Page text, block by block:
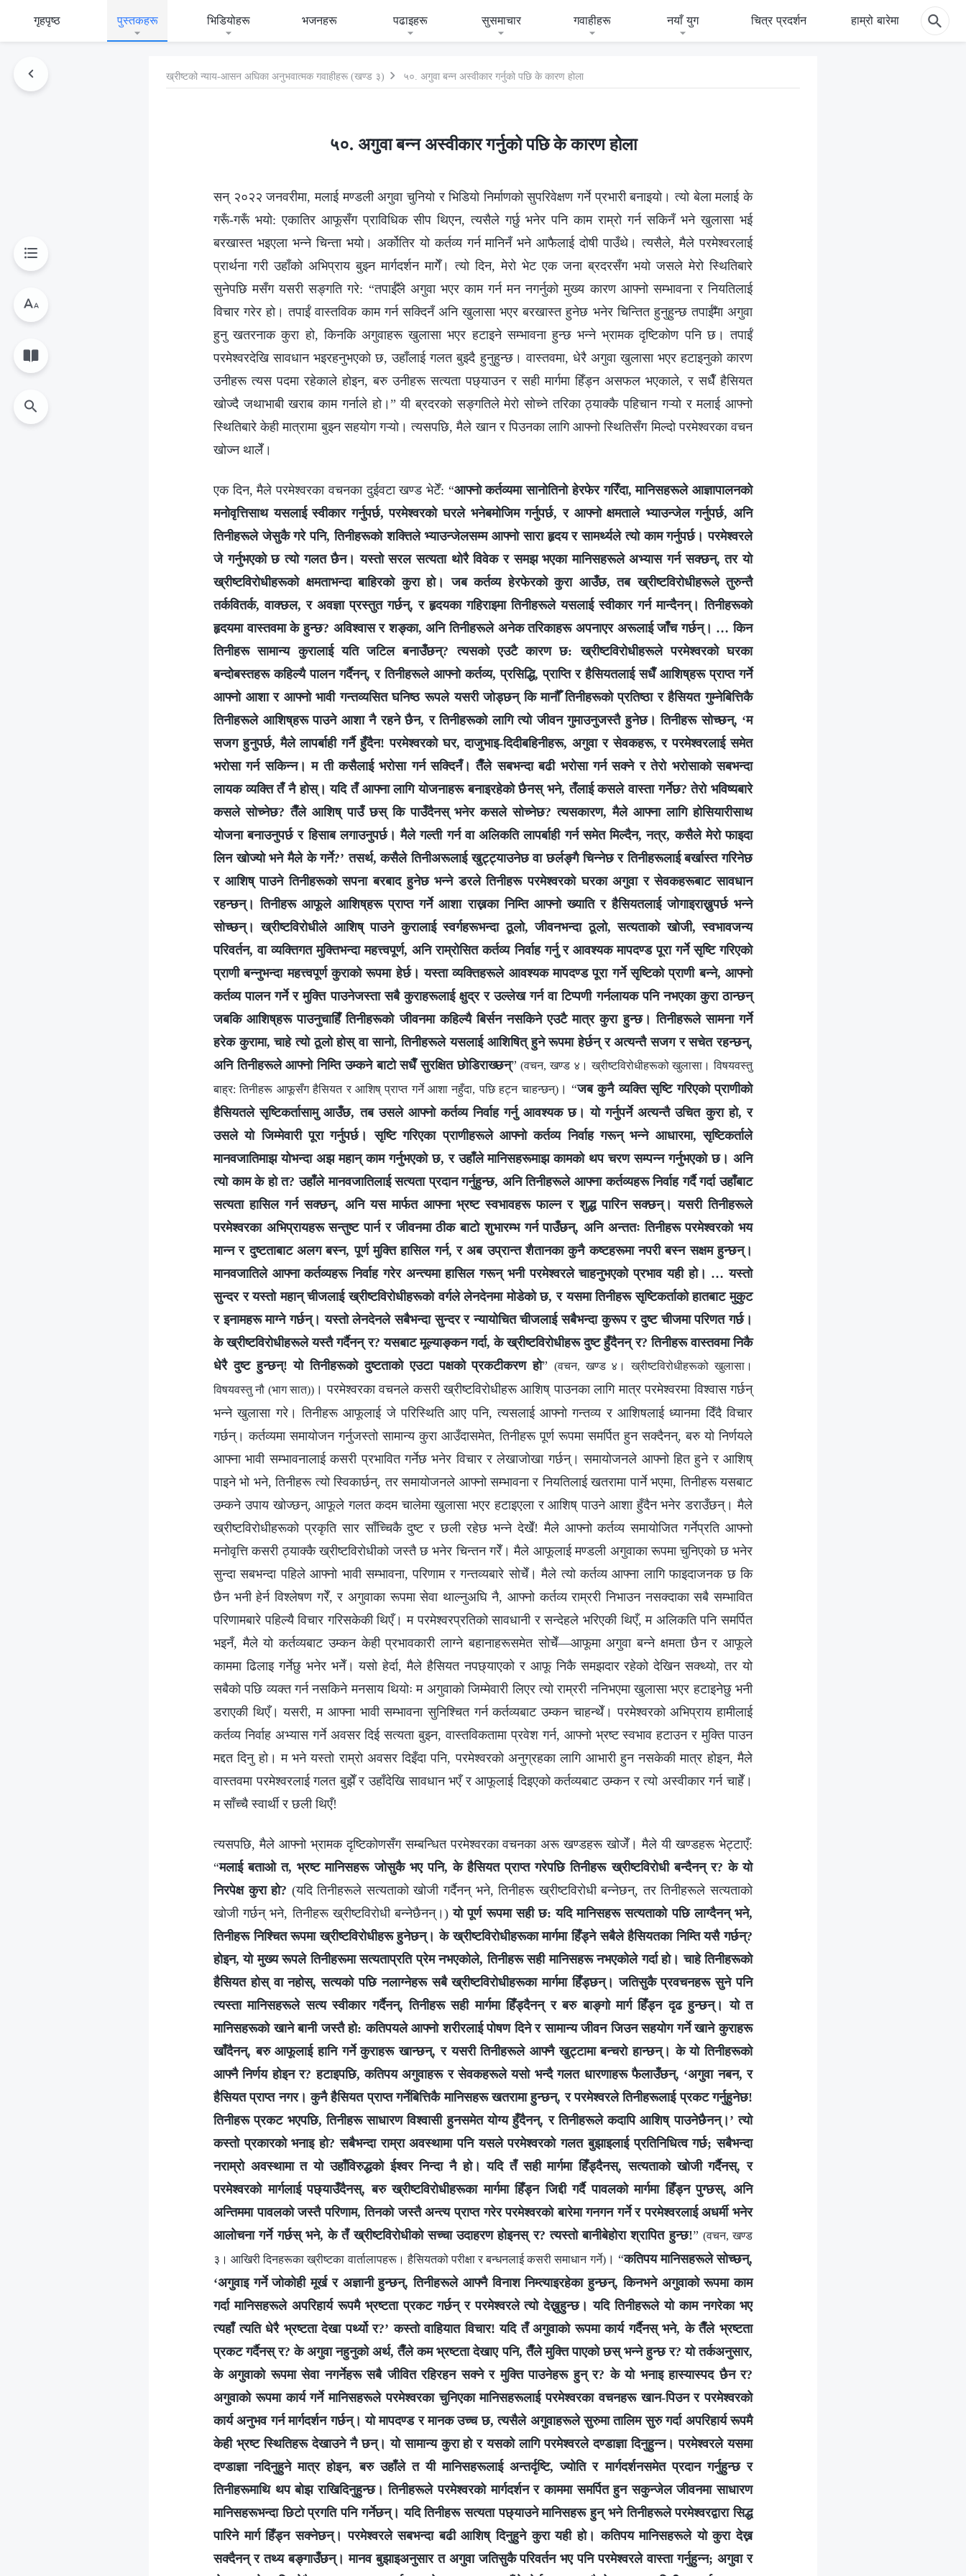
गृहपृष्ठ पुस्तकहरू भिडियोहरू भजनहरू पढाइहरू सुसमाचार गवाहीहरू नयाँ युग चित्र प्रदर्शन हाम्रो बारेमा
ख्रीष्‍टको न्याय-आसन अघिका अनुभवात्मक गवाहीहरू (खण्ड ३) ५०. अगुवा बन्न अस्वीकार गर्नुको पछि के कारण होला
५०. अगुवा बन्न अस्वीकार गर्नुको पछि के कारण होला
सन् २०२२ जनवरीमा, मलाई मण्डली अगुवा चुनियो र भिडियो निर्माणको सुपरिवेक्षण गर्ने प्रभारी बनाइयो। त्यो बेला मलाई के
गरूँ-गरूँ भयो: एकातिर आफूसँग प्राविधिक सीप थिएन, त्यसैले गर्छु भनेर पनि काम राम्रो गर्न सकिनँ भने खुलासा भई
बरखास्त भइएला भन्ने चिन्ता भयो। अर्कोतिर यो कर्तव्य गर्न मानिनँ भने आफैलाई दोषी पाउँथे। त्यसैले, मैले परमेश्वरलाई
प्रार्थना गरी उहाँको अभिप्राय बुझ्न मार्गदर्शन मागेँ। त्यो दिन, मेरो भेट एक जना ब्रदरसँग भयो जसले मेरो स्थितिबारे
सुनेपछि मसँग यसरी सङ्गति गरे: “तपाईँले अगुवा भएर काम गर्न मन नगर्नुको मुख्य कारण आफ्नो सम्भावना र नियतिलाई
विचार गरेर हो। तपाईं वास्तविक काम गर्न सक्दिनँ अनि खुलासा भएर बरखास्त हुनेछ भनेर चिन्तित हुनुहुन्छ तपाईँमा अगुवा
हुनु खतरनाक कुरा हो, किनकि अगुवाहरू खुलासा भएर हटाइने सम्भावना हुन्छ भन्ने भ्रामक दृष्टिकोण पनि छ। तपाईं
परमेश्वरदेखि सावधान भइरहनुभएको छ, उहाँलाई गलत बुझ्दै हुनुहुन्छ। वास्तवमा, धेरै अगुवा खुलासा भएर हटाइनुको कारण
उनीहरू त्यस पदमा रहेकाले होइन, बरु उनीहरू सत्यता पछ्याउन र सही मार्गमा हिँड्न असफल भएकाले, र सधैँ हैसियत
खोज्दै जथाभाबी खराब काम गर्नाले हो।” यी ब्रदरको सङ्गतिले मेरो सोच्ने तरिका ठ्याक्कै पहिचान गऱ्यो र मलाई आफ्नो
स्थितिबारे केही मात्रामा बुझ्न सहयोग गऱ्यो। त्यसपछि, मैले खान र पिउनका लागि आफ्नो स्थितिसँग मिल्दो परमेश्वरका वचन
खोज्न थालेँ।
एक दिन, मैले परमेश्वरका वचनका दुईवटा खण्ड भेटेँ: “आफ्‍नो कर्तव्यमा सानोतिनो हेरफेर गरिँदा, मानिसहरूले आज्ञापालनको
मनोवृत्तिसाथ यसलाई स्वीकार गर्नुपर्छ, परमेश्‍वरको घरले भनेबमोजिम गर्नुपर्छ, र आफ्‍नो क्षमताले भ्याउन्जेल गर्नुपर्छ, अनि
तिनीहरूले जेसुकै गरे पनि, तिनीहरूको शक्तिले भ्याउन्जेलसम्‍म आफ्‍नो सारा हृदय र सामर्थ्यले त्यो काम गर्नुपर्छ। परमेश्‍वरले
जे गर्नुभएको छ त्यो गलत छैन। यस्तो सरल सत्यता थोरै विवेक र समझ भएका मानिसहरूले अभ्यास गर्न सक्छन्, तर यो
ख्रीष्टविरोधीहरूको क्षमताभन्दा बाहिरको कुरा हो। जब कर्तव्य हेरफेरको कुरा आउँछ, तब ख्रीष्टविरोधीहरूले तुरुन्तै
तर्कवितर्क, वाक्छल, र अवज्ञा प्रस्तुत गर्छन्, र हृदयका गहिराइमा तिनीहरूले यसलाई स्वीकार गर्न मान्दैनन्। तिनीहरूको
हृदयमा वास्तवमा के हुन्छ? अविश्‍वास र शङ्‍का, अनि तिनीहरूले अनेक तरिकाहरू अपनाएर अरूलाई जाँच गर्छन्। … किन
तिनीहरू सामान्य कुरालाई यति जटिल बनाउँछन्? त्यसको एउटै कारण छ: ख्रीष्टविरोधीहरूले परमेश्‍वरको घरका
बन्दोबस्तहरू कहिल्यै पालन गर्दैनन्, र तिनीहरूले आफ्नो कर्तव्य, प्रसिद्धि, प्राप्ति र हैसियतलाई सधैँ आशिष्‌हरू प्राप्त गर्ने
आफ्नो आशा र आफ्नो भावी गन्तव्यसित घनिष्ठ रूपले यसरी जोड्छन् कि मानौँ तिनीहरूको प्रतिष्ठा र हैसियत गुम्‍नेबित्तिकै
तिनीहरूले आशिष्‌हरू पाउने आशा नै रहने छैन, र तिनीहरूको लागि त्यो जीवन गुमाउनुजस्तै हुनेछ। तिनीहरू सोच्छन्, ‘म
सजग हुनुपर्छ, मैले लापर्बाही गर्नै हुँदैन! परमेश्‍वरको घर, दाजुभाइ-दिदीबहिनीहरू, अगुवा र सेवकहरू, र परमेश्‍वरलाई समेत
भरोसा गर्न सकिन्न। म ती कसैलाई भरोसा गर्न सक्दिनँ। तैँले सबभन्दा बढी भरोसा गर्न सक्ने र तेरो भरोसाको सबभन्दा
लायक व्यक्ति तँ नै होस्। यदि तँ आफ्ना लागि योजनाहरू बनाइरहेको छैनस् भने, तँलाई कसले वास्ता गर्नेछ? तेरो भविष्यबारे
कसले सोच्नेछ? तैँले आशिष् पाउँ छस् कि पाउँदैनस् भनेर कसले सोच्नेछ? त्यसकारण, मैले आफ्ना लागि होसियारीसाथ
योजना बनाउनुपर्छ र हिसाब लगाउनुपर्छ। मैले गल्ती गर्न वा अलिकति लापर्बाही गर्न समेत मिल्दैन, नत्र, कसैले मेरो फाइदा
लिन खोज्यो भने मैले के गर्ने?’ तसर्थ, कसैले तिनीअरूलाई खुट्ट्याउनेछ वा छर्लङ्गै चिन्नेछ र तिनीहरूलाई बर्खास्त गरिनेछ
र आशिष् पाउने तिनीहरूको सपना बरबाद हुनेछ भन्ने डरले तिनीहरू परमेश्‍वरको घरका अगुवा र सेवकहरूबाट सावधान
रहन्छन्। तिनीहरू आफूले आशिष्‌हरू प्राप्त गर्ने आशा राख्नका निम्ति आफ्नो ख्याति र हैसियतलाई जोगाइराख्नुपर्छ भन्ने
सोच्छन्। ख्रीष्टविरोधीले आशिष्‌ पाउने कुरालाई स्वर्गहरूभन्दा ठूलो, जीवनभन्दा ठूलो, सत्यताको खोजी, स्वभावजन्य
परिवर्तन, वा व्यक्तिगत मुक्तिभन्दा महत्त्वपूर्ण, अनि राम्रोसित कर्तव्य निर्वाह गर्नु र आवश्यक मापदण्ड पूरा गर्ने सृष्टि गरिएको
प्राणी बन्‍नुभन्दा महत्त्वपूर्ण कुराको रूपमा हेर्छ। यस्ता व्यक्तिहरूले आवश्यक मापदण्ड पूरा गर्ने सृष्टिको प्राणी बन्‍ने, आफ्नो
कर्तव्य पालन गर्ने र मुक्ति पाउनेजस्ता सबै कुराहरूलाई क्षुद्र र उल्लेख गर्न वा टिप्पणी गर्नलायक पनि नभएका कुरा ठान्छन्
जबकि आशिष्‌हरू पाउनुचाहिँ तिनीहरूको जीवनमा कहिल्यै बिर्सन नसकिने एउटै मात्र कुरा हुन्छ। तिनीहरूले सामना गर्ने
हरेक कुरामा, चाहे त्यो ठूलो होस् वा सानो, तिनीहरूले यसलाई आशिषित् हुने रूपमा हेर्छन् र अत्यन्तै सजग र सचेत रहन्छन्,
अनि तिनीहरूले आफ्नो निम्ति उम्कने बाटो सधैँ सुरक्षित छोडिराख्छन्”(वचन, खण्ड ४। ख्रीष्टविरोधीहरूको खुलासा। विषयवस्तु
बाह्र: तिनीहरू आफूसँग हैसियत र आशिष्‌ प्राप्त गर्ने आशा नहुँदा, पछि हट्न चाहन्छन्)। “जब कुनै व्यक्ति सृष्टि गरिएको प्राणीको
हैसियतले सृष्टिकर्तासामु आउँछ, तब उसले आफ्नो कर्तव्य निर्वाह गर्नु आवश्यक छ। यो गर्नुपर्ने अत्यन्तै उचित कुरा हो, र
उसले यो जिम्मेवारी पूरा गर्नुपर्छ। सृष्टि गरिएका प्राणीहरूले आफ्नो कर्तव्य निर्वाह गरून् भन्‍ने आधारमा, सृष्टिकर्ताले
मानवजातिमाझ योभन्दा अझ महान् काम गर्नुभएको छ, र उहाँले मानिसहरूमाझ कामको थप चरण सम्पन्न गर्नुभएको छ। अनि
त्यो काम के हो त? उहाँले मानवजातिलाई सत्यता प्रदान गर्नुहुन्छ, अनि तिनीहरूले आफ्ना कर्तव्यहरू निर्वाह गर्दै गर्दा उहाँबाट
सत्यता हासिल गर्न सक्छन्, अनि यस मार्फत आफ्ना भ्रष्ट स्वभावहरू फाल्न र शुद्ध पारिन सक्छन्। यसरी तिनीहरूले
परमेश्‍वरका अभिप्रायहरू सन्तुष्ट पार्न र जीवनमा ठीक बाटो शुभारम्भ गर्न पाउँछन्, अनि अन्ततः तिनीहरू परमेश्‍वरको भय
मान्न र दुष्टताबाट अलग बस्‍न, पूर्ण मुक्ति हासिल गर्न, र अब उप्रान्त शैतानका कुनै कष्टहरूमा नपरी बस्‍न सक्षम हुन्छन्।
मानवजातिले आफ्ना कर्तव्यहरू निर्वाह गरेर अन्त्यमा हासिल गरून् भनी परमेश्‍वरले चाहनुभएको प्रभाव यही हो। … यस्तो
सुन्दर र यस्तो महान् चीजलाई ख्रीष्टविरोधीहरूको वर्गले लेनदेनमा मोडेको छ, र यसमा तिनीहरू सृष्टिकर्ताको हातबाट मुकुट
र इनामहरू माग्‍ने गर्छन्। यस्तो लेनदेनले सबैभन्दा सुन्दर र न्यायोचित चीजलाई सबैभन्दा कुरूप र दुष्ट चीजमा परिणत गर्छ।
के ख्रीष्टविरोधीहरूले यस्तै गर्दैनन् र? यसबाट मूल्याङ्कन गर्दा, के ख्रीष्टविरोधीहरू दुष्ट हुँदैनन् र? तिनीहरू वास्तवमा निकै
धेरै दुष्ट हुन्छन्! यो तिनीहरूको दुष्टताको एउटा पक्षको प्रकटीकरण हो” (वचन, खण्ड ४। ख्रीष्टविरोधीहरूको खुलासा।
विषयवस्तु नौ (भाग सात)) । परमेश्वरका वचनले कसरी ख्रीष्टविरोधीहरू आशिष् पाउनका लागि मात्र परमेश्वरमा विश्वास गर्छन्
भन्ने खुलासा गरे। तिनीहरू आफूलाई जे परिस्थिति आए पनि, त्यसलाई आफ्नो गन्तव्य र आशिषलाई ध्यानमा दिँदै विचार
गर्छन्। कर्तव्यमा समायोजन गर्नुजस्तो सामान्य कुरा आउँदासमेत, तिनीहरू पूर्ण रूपमा समर्पित हुन सक्दैनन्, बरु यो निर्णयले
आफ्ना भावी सम्भावनालाई कसरी प्रभावित गर्नेछ भनेर विचार र लेखाजोखा गर्छन्। समायोजनले आफ्नो हित हुने र आशिष्
पाइने भो भने, तिनीहरू त्यो स्विकार्छन्, तर समायोजनले आफ्नो सम्भावना र नियतिलाई खतरामा पार्ने भएमा, तिनीहरू यसबाट
उम्कने उपाय खोज्छन्, आफूले गलत कदम चालेमा खुलासा भएर हटाइएला र आशिष् पाउने आशा हुँदैन भनेर डराउँछन्। मैले
ख्रीष्टविरोधीहरूको प्रकृति सार साँच्चिकै दुष्ट र छली रहेछ भन्ने देखेँ! मैले आफ्नो कर्तव्य समायोजित गर्नेप्रति आफ्नो
मनोवृत्ति कसरी ठ्याक्कै ख्रीष्टविरोधीको जस्तै छ भनेर चिन्तन गरेँ। मैले आफूलाई मण्डली अगुवाका रूपमा चुनिएको छ भनेर
सुन्दा सबभन्दा पहिले आफ्नो भावी सम्भावना, परिणाम र गन्तव्यबारे सोचेँ। मैले त्यो कर्तव्य आफ्ना लागि फाइदाजनक छ कि
छैन भनी हेर्न विश्लेषण गरेँ, र अगुवाका रूपमा सेवा थाल्नुअघि नै, आफ्नो कर्तव्य राम्ररी निभाउन नसक्दाका सबै सम्भावित
परिणामबारे पहिल्यै विचार गरिसकेकी थिएँ। म परमेश्वरप्रतिको सावधानी र सन्देहले भरिएकी थिएँ, म अलिकति पनि समर्पित
भइनँ, मैले यो कर्तव्यबाट उम्कन केही प्रभावकारी लाग्ने बहानाहरूसमेत सोचेँ—आफूमा अगुवा बन्ने क्षमता छैन र आफूले
काममा ढिलाइ गर्नेछु भनेर भनेँ। यसो हेर्दा, मैले हैसियत नपछ्याएको र आफू निकै समझदार रहेको देखिन सक्थ्यो, तर यो
सबैको पछि व्यक्त गर्न नसकिने मनसाय थियोः म अगुवाको जिम्मेवारी लिएर त्यो राम्ररी ननिभएमा खुलासा भएर हटाइनेछु भनी
डराएकी थिएँ। यसरी, म आफ्ना भावी सम्भावना सुनिश्चित गर्न कर्तव्यबाट उम्कन चाहन्थेँ। परमेश्वरको अभिप्राय हामीलाई
कर्तव्य निर्वाह अभ्यास गर्ने अवसर दिई सत्यता बुझ्न, वास्तविकतामा प्रवेश गर्न, आफ्नो भ्रष्ट स्वभाव हटाउन र मुक्ति पाउन
मद्दत दिनु हो। म भने यस्तो राम्रो अवसर दिइँदा पनि, परमेश्वरको अनुग्रहका लागि आभारी हुन नसकेकी मात्र होइन, मैले
वास्तवमा परमेश्वरलाई गलत बुझेँ र उहाँदेखि सावधान भएँ र आफूलाई दिइएको कर्तव्यबाट उम्कन र त्यो अस्वीकार गर्न चाहेँ।
म साँच्चै स्वार्थी र छली थिएँ!
त्यसपछि, मैले आफ्नो भ्रामक दृष्टिकोणसँग सम्बन्धित परमेश्वरका वचनका अरू खण्डहरू खोजेँ। मैले यी खण्डहरू भेट्टाएँ:
“मलाई बताओ त, भ्रष्ट मानिसहरू जोसुकै भए पनि, के हैसियत प्राप्त गरेपछि तिनीहरू ख्रीष्टविरोधी बन्दैनन् र? के यो
निरपेक्ष कुरा हो? (यदि तिनीहरूले सत्यताको खोजी गर्दैनन् भने, तिनीहरू ख्रीष्टविरोधी बन्‍नेछन्, तर तिनीहरूले सत्यताको
खोजी गर्छन् भने, तिनीहरू ख्रीष्टविरोधी बन्‍नेछैनन्।)यो पूर्ण रूपमा सही छ: यदि मानिसहरू सत्यताको पछि लाग्दैनन् भने,
तिनीहरू निश्‍चित रूपमा ख्रीष्टविरोधीहरू हुनेछन्। के ख्रीष्टविरोधीहरूका मार्गमा हिँड्ने सबैले हैसियतका निम्ति यसै गर्छन्?
होइन, यो मुख्य रूपले तिनीहरूमा सत्यताप्रति प्रेम नभएकोले, तिनीहरू सही मानिसहरू नभएकोले गर्दा हो। चाहे तिनीहरूको
हैसियत होस् वा नहोस्, सत्यको पछि नलाग्‍नेहरू सबै ख्रीष्टविरोधीहरूका मार्गमा हिँड्छन्। जतिसुकै प्रवचनहरू सुने पनि
त्यस्ता मानिसहरूले सत्य स्वीकार गर्दैनन्, तिनीहरू सही मार्गमा हिँड्दैनन् र बरु बाङ्गो मार्ग हिँड्न दृढ हुन्छन्। यो त
मानिसहरूको खाने बानी जस्तै हो: कतिपयले आफ्‍नो शरीरलाई पोषण दिने र सामान्य जीवन जिउन सहयोग गर्ने खाने कुराहरू
खाँदैनन्, बरु आफूलाई हानि गर्ने कुराहरू खान्छन्, र यसरी तिनीहरूले आफ्‍नै खुट्टामा बन्चरो हान्छन्। के यो तिनीहरूको
आफ्‍नै निर्णय होइन र? हटाइपछि, कतिपय अगुवाहरू र सेवकहरूले यसो भन्दै गलत धारणाहरू फैलाउँछन्, ‘अगुवा नबन, र
हैसियत प्राप्त नगर। कुनै हैसियत प्राप्त गर्नेबित्तिकै मानिसहरू खतरामा हुन्छन्, र परमेश्‍वरले तिनीहरूलाई प्रकट गर्नुहुनेछ!
तिनीहरू प्रकट भएपछि, तिनीहरू साधारण विश्‍वासी हुनसमेत योग्य हुँदैनन्, र तिनीहरूले कदापि आशिष्‌ पाउनेछैनन्।’ त्यो
कस्तो प्रकारको भनाइ हो? सबैभन्दा राम्रा अवस्थामा पनि यसले परमेश्‍वरको गलत बुझाइलाई प्रतिनिधित्व गर्छ; सबैभन्दा
नराम्रो अवस्थामा त यो उहाँविरुद्धको ईश्‍वर निन्दा नै हो। यदि तँ सही मार्गमा हिँड्दैनस्, सत्यताको खोजी गर्दैनस्, र
परमेश्‍वरको मार्गलाई पछ्याउँदैनस्, बरु ख्रीष्टविरोधीहरूका मार्गमा हिँड्न जिद्दी गर्दै पावलको मार्गमा हिँड्न पुग्छस्, अनि
अन्तिममा पावलको जस्तै परिणाम, तिनको जस्तै अन्त्य प्राप्त गरेर परमेश्‍वरको बारेमा गनगन गर्ने र परमेश्‍वरलाई अधर्मी भनेर
आलोचना गर्ने गर्छस् भने, के तँ ख्रीष्टविरोधीको सच्‍चा उदाहरण होइनस् र? त्यस्तो बानीबेहोरा श्रापित हुन्छ!” (वचन, खण्ड
३। आखिरी दिनहरूका ख्रीष्टका वार्तालापहरू। हैसियतको परीक्षा र बन्धनलाई कसरी समाधान गर्ने)। “कतिपय मानिसहरूले सोच्छन्,
‘अगुवाइ गर्ने जोकोही मूर्ख र अज्ञानी हुन्छन्, तिनीहरूले आफ्नै विनाश निम्त्याइरहेका हुन्छन्, किनभने अगुवाको रूपमा काम
गर्दा मानिसहरूले अपरिहार्य रूपमै भ्रष्टता प्रकट गर्छन् र परमेश्‍वरले त्यो देख्नुहुन्छ। यदि तिनीहरूले यो काम नगरेका भए
त्यहाँ त्यति धेरै भ्रष्टता देखा पर्थ्यो र?’ कस्तो वाहियात विचार! यदि तँ अगुवाको रूपमा कार्य गर्दैनस् भने, के तैँले भ्रष्टता
प्रकट गर्दैनस् र? के अगुवा नहुनुको अर्थ, तैँले कम भ्रष्टता देखाए पनि, तैँले मुक्ति पाएको छस् भन्‍ने हुन्छ र? यो तर्कअनुसार,
के अगुवाको रूपमा सेवा नगर्नेहरू सबै जीवित रहिरहन सक्ने र मुक्ति पाउनेहरू हुन् र? के यो भनाइ हास्यास्पद छैन र?
अगुवाको रूपमा कार्य गर्ने मानिसहरूले परमेश्‍वरका चुनिएका मानिसहरूलाई परमेश्‍वरका वचनहरू खान-पिउन र परमेश्‍वरको
कार्य अनुभव गर्न मार्गदर्शन गर्छन्। यो मापदण्ड र मानक उच्च छ, त्यसैले अगुवाहरूले सुरुमा तालिम सुरु गर्दा अपरिहार्य रूपमै
केही भ्रष्ट स्थितिहरू देखाउने नै छन्। यो सामान्य कुरा हो र यसको लागि परमेश्‍वरले दण्डाज्ञा दिनुहुन्‍न। परमेश्‍वरले यसमा
दण्डाज्ञा नदिनुहुने मात्र होइन, बरु उहाँले त यी मानिसहरूलाई अन्तर्दृष्टि, ज्योति र मार्गदर्शनसमेत प्रदान गर्नुहुन्छ र
तिनीहरूमाथि थप बोझ राखिदिनुहुन्छ। तिनीहरूले परमेश्‍वरको मार्गदर्शन र काममा समर्पित हुन सकुन्जेल जीवनमा साधारण
मानिसहरूभन्दा छिटो प्रगति पनि गर्नेछन्। यदि तिनीहरू सत्यता पछ्याउने मानिसहरू हुन् भने तिनीहरूले परमेश्‍वरद्वारा सिद्ध
पारिने मार्ग हिँड्न सक्नेछन्। परमेश्‍वरले सबभन्दा बढी आशिष् दिनुहुने कुरा यही हो। कतिपय मानिसहरूले यो कुरा देख्न
सक्दैनन् र तथ्य बङ्गाउँछन्। मानव बुझाइअनुसार त अगुवा जतिसुकै परिवर्तन भए पनि परमेश्‍वरले वास्ता गर्नुहुन्‍न; अगुवा र